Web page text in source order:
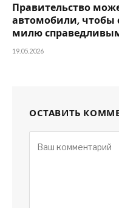
Правительство
автомобили, чтобы
милю
19.05.2026
ОСТАВИТЬ